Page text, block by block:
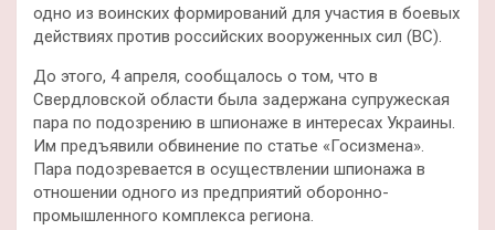
одно из воинских формирований для участия в боевых
действиях против российских вооруженных сил (ВС).
До этого, 4 апреля, сообщалось о том, что в
Свердловской области была задержана супружеская
пара по подозрению в шпионаже в интересах Украины.
Им предъявили обвинение по статье «Госизмена».
Пара подозревается в осуществлении шпионажа в
отношении одного из предприятий оборонно-
промышленного комплекса региона.